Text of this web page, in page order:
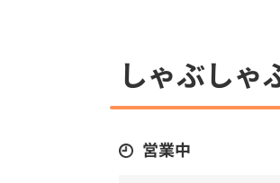
しゃぶしゃ
営業中